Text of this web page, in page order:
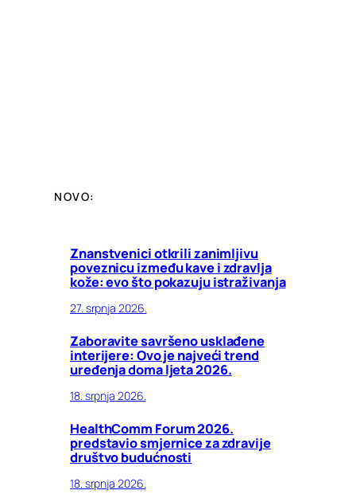
NOVO:
Znanstvenici otkrili zanimljivu
poveznicu između kave i zdravlja
kože: evo što pokazuju istraživanja
27. srpnja 2026.
Zaboravite savršeno usklađene
interijere: Ovo je najveći trend
uređenja doma ljeta 2026.
18. srpnja 2026.
HealthComm Forum 2026.
predstavio smjernice za zdravije
društvo budućnosti
18. srpnja 2026.